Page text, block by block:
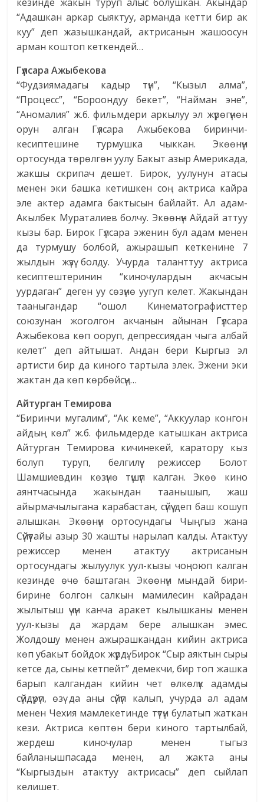
“Адашкан аркар сыяктуу, арманда кетти бир ак
куу” деп жазышкандай, актрисанын жашоосун
арман коштоп кеткендей…
Гүлсара Ажыбекова
“Фудзиямадагы кадыр түн”, “Кызыл алма”,
“Процесс”, “Бороондуу бекет”, “Найман эне”,
“Аномалия” ж.б. фильмдери аркылуу эл жүрөгүнөн
орун алган Гүлсара Ажыбекова биринчи-
кесиптешине турмушка чыккан. Экөөнүн
ортосунда төрөлгөн уулу Бакыт азыр Америкада,
жакшы скрипач дешет. Бирок, уулунун атасы
менен эки башка кетишкен соң актриса кайра
эле актер адамга бактысын байлайт. Ал адам-
Акылбек Мураталиев болчу. Экөөнүн Айдай аттуу
кызы бар. Бирок Гүлсара эженин бул адам менен
да турмушу болбой, ажырашып кеткенине 7
жылдын жүзү болду. Учурда таланттуу актриса
кесиптештеринин “киночулардын акчасын
уурдаган” деген уу сөзүнө уугуп келет. Жакындан
тааныгандар “ошол Кинематографисттер
союзунан жоголгон акчанын айынан Гүлсара
Ажыбекова көп ооруп, депрессиядан чыга албай
келет” деп айтышат. Андан бери Кыргыз эл
артисти бир да киного тартыла элек. Эжени эки
жактан да көп көрбөйсүң…
Айтурган Темирова
“Биринчи мугалим”, “Ак кеме”, “Аккуулар конгон
айдың көл” ж.б. фильмдерде катышкан актриса
Айтурган Темирова кичинекей, каратору кыз
болуп туруп, белгилүү режиссер Болот
Шамшиевдин көзүнө түшүп калган. Экөө кино
аянтчасында жакындан таанышып, жаш
айырмачылыгана карабастан, сүйүү деп баш кошуп
алышкан. Экөөнүн ортосундагы Чыңгыз жана
Сүйүүтайы азыр 30 жашты нарылап калды. Атактуу
режиссер менен атактуу актрисанын
ортосундагы жылуулук уул-кызы чоңоюп калган
кезинде өчө баштаган. Экөөнүн мындай бири-
бирине болгон салкын мамилесин кайрадан
жылытыш үчүн канча аракет кылышканы менен
уул-кызы да жардам бере алышкан эмес.
Жолдошу менен ажырашкандан кийин актриса
көп убакыт бойдок жүрдү. Бирок “Сыр аяктын сыры
кетсе да, сыны кетпейт” демекчи, бир топ жашка
барып калгандан кийин чет өлкөлүк адамды
сүйдүрүп, өзү да аны сүйүп калып, учурда ал адам
менен Чехия мамлекетинде түтүн булатып жаткан
кези. Актриса көптөн бери киного тартылбай,
жердеш киночулар менен тыгыз
байланышпасада менен, ал жакта аны
“Кыргыздын атактуу актрисасы” деп сыйлап
келишет.